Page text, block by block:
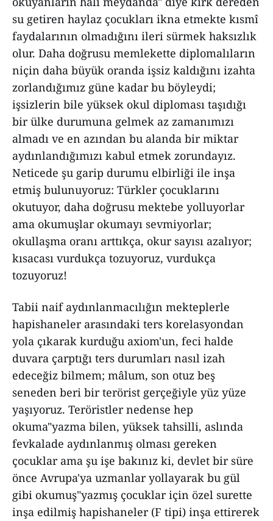
su getiren haylaz çocukları ikna etmekte kısmî
faydalarının olmadığını ileri sürmek haksızlık
olur. Daha doğrusu memlekette diplomalıların
niçin daha büyük oranda işsiz kaldığını izahta
zorlandığımız güne kadar bu böyleydi;
işsizlerin bile yüksek okul diploması taşıdığı
bir ülke durumuna gelmek az zamanımızı
almadı ve en azından bu alanda bir miktar
aydınlandığımızı kabul etmek zorundayız.
Neticede şu garip durumu elbirliği ile inşa
etmiş bulunuyoruz: Türkler çocuklarını
okutuyor, daha doğrusu mektebe yolluyorlar
ama okumuşlar okumayı sevmiyorlar;
okullaşma oranı arttıkça, okur sayısı azalıyor;
kısacası vurdukça tozuyoruz, vurdukça
tozuyoruz!
Tabii naif aydınlanmacılığın mekteplerle
hapishaneler arasındaki ters korelasyondan
yola çıkarak kurduğu axiom'un, feci halde
duvara çarptığı ters durumları nasıl izah
edeceğiz bilmem; mâlum, son otuz beş
seneden beri bir terörist gerçeğiyle yüz yüze
yaşıyoruz. Teröristler nedense hep
okuma"yazma bilen, yüksek tahsilli, aslında
fevkalade aydınlanmış olması gereken
çocuklar ama şu işe bakınız ki, devlet bir süre
önce Avrupa'ya uzmanlar yollayarak bu gül
gibi okumuş"yazmış çocuklar için özel surette
inşa edilmiş hapishaneler (F tipi) inşa ettirerek